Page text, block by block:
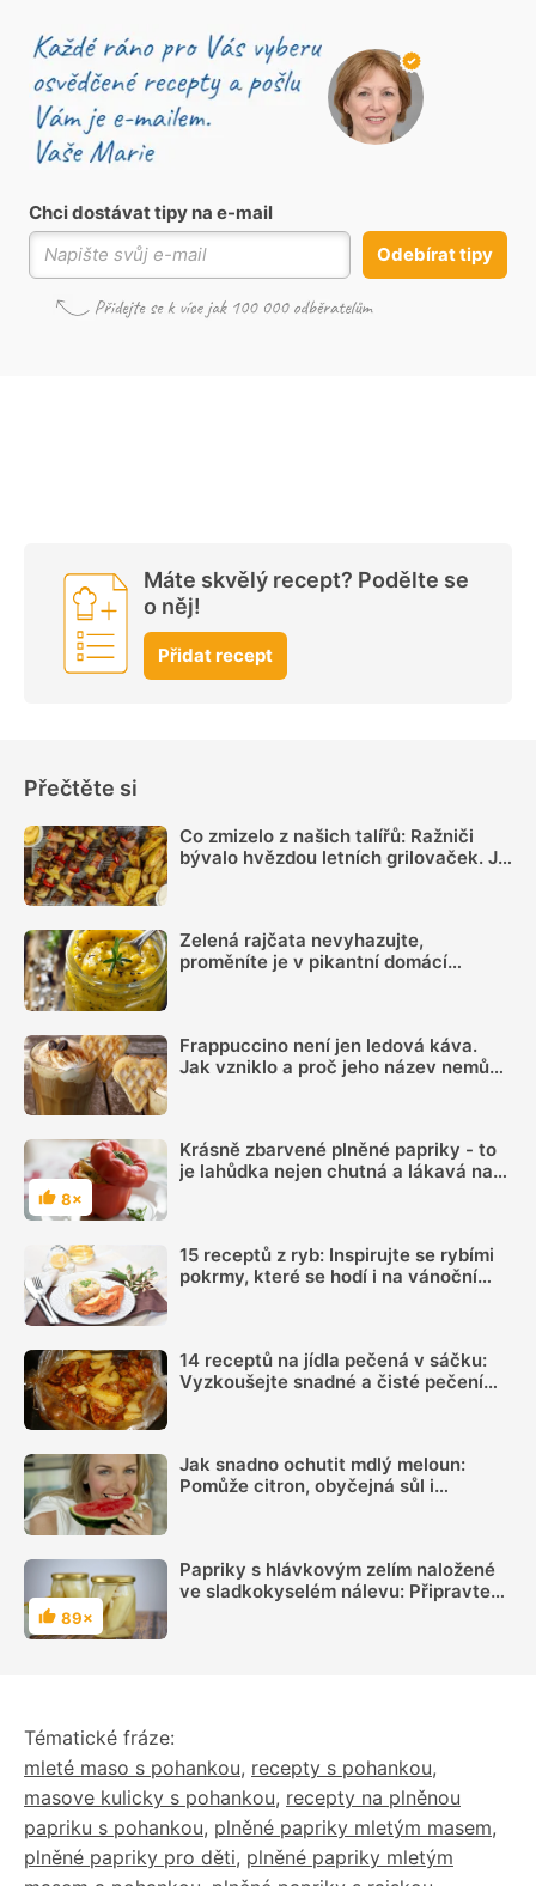
Chci dostávat tipy na e-mail
Odebírat tipy
Máte skvělý recept? Podělte se
o něj!
Přidat recept
Přečtěte si
Co zmizelo z našich talířů: Ražniči
bývalo hvězdou letních grilovaček. Je
Zelená rajčata nevyhazujte,
proměníte je v pikantní domácí
Frappuccino není jen ledová káva.
Jak vzniklo a proč jeho název nemůže
Hodnocení
8×
Krásně zbarvené plněné papriky - to
je lahůdka nejen chutná a lákavá na
15 receptů z ryb: Inspirujte se rybími
pokrmy, které se hodí i na vánoční
14 receptů na jídla pečená v sáčku:
Vyzkoušejte snadné a čisté pečení
Jak snadno ochutit mdlý meloun:
Pomůže citron, obyčejná sůl i
Hodnocení
89×
Papriky s hlávkovým zelím naložené
ve sladkokyselém nálevu: Připravte
Tématické fráze:
mleté maso s pohankou, recepty s pohankou,
masove kulicky s pohankou, recepty na plněnou
papriku s pohankou, plněné papriky mletým masem,
plněné papriky pro děti, plněné papriky mletým